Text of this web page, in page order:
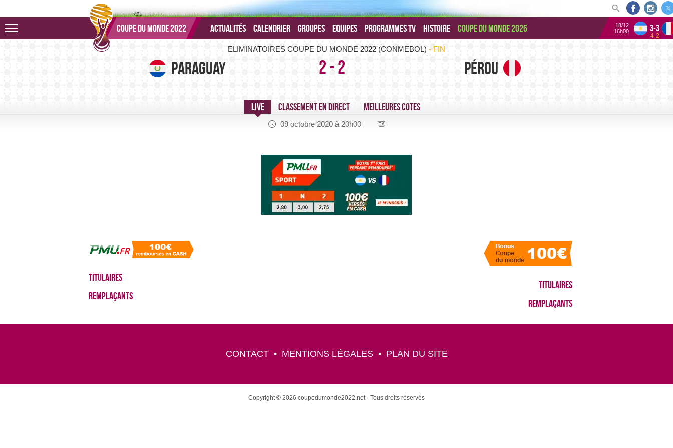
Aller au menu
Coupe du monde 2022 Actualités Calendrier Groupes Equipes Programmes TV Histoire Coupe du monde 2026
18/12
16h00
3-3
4-2
Paraguay-Pérou -
ELIMINATOIRES COUPE DU MONDE 2022 (CONMEBOL)
FIN
Paraguay 2-2 Pérou
09 octobre 2020 à 20h00
Titulaires
Remplaçants
Titulaires
Remplaçants
CONTACT • MENTIONS LÉGALES • PLAN DU SITE
Copyright © 2026 coupedumonde2022.net - Tous droits réservés